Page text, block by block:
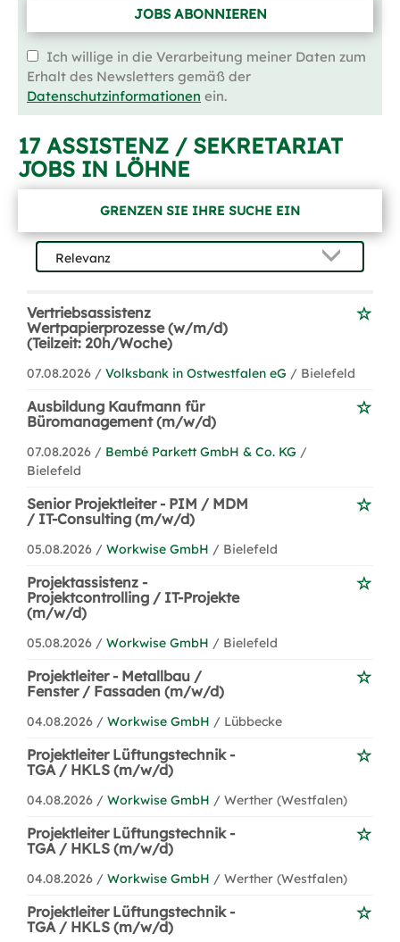
JOBS ABONNIEREN
Ich willige in die Verarbeitung meiner Daten zum
Erhalt des Newsletters gemäß der
Datenschutzinformationen ein.
17 ASSISTENZ / SEKRETARIAT
JOBS IN LÖHNE
GRENZEN SIE IHRE SUCHE EIN
Vertriebsassistenz
Wertpapierprozesse (w/m/d)
(Teilzeit: 20h/Woche)
07.08.2026 / Volksbank in Ostwestfalen eG / Bielefeld
Ausbildung Kaufmann für
Büromanagement (m/w/d)
07.08.2026 / Bembé Parkett GmbH & Co. KG /
Bielefeld
Senior Projektleiter - PIM / MDM
/ IT-Consulting (m/w/d)
05.08.2026 / Workwise GmbH / Bielefeld
Projektassistenz -
Projektcontrolling / IT-Projekte
(m/w/d)
05.08.2026 / Workwise GmbH / Bielefeld
Projektleiter - Metallbau /
Fenster / Fassaden (m/w/d)
04.08.2026 / Workwise GmbH / Lübbecke
Projektleiter Lüftungstechnik -
TGA / HKLS (m/w/d)
04.08.2026 / Workwise GmbH / Werther (Westfalen)
Projektleiter Lüftungstechnik -
TGA / HKLS (m/w/d)
04.08.2026 / Workwise GmbH / Werther (Westfalen)
Projektleiter Lüftungstechnik -
TGA / HKLS (m/w/d)